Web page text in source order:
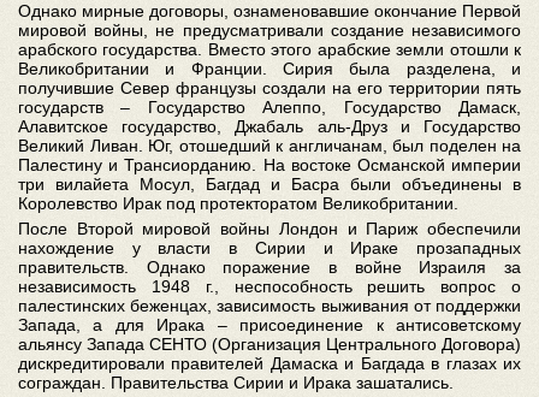
Однако мирные договоры, ознаменовавшие окончание Первой
мировой войны, не предусматривали создание независимого
арабского государства. Вместо этого арабские земли отошли к
Великобритании и Франции. Сирия была разделена, и
получившие Север французы создали на его территории пять
государств – Государство Алеппо, Государство Дамаск,
Алавитское государство, Джабаль аль-Друз и Государство
Великий Ливан. Юг, отошедший к англичанам, был поделен на
Палестину и Трансиорданию. На востоке Османской империи
три вилайета Мосул, Багдад и Басра были объединены в
Королевство Ирак под протекторатом Великобритании.
После Второй мировой войны Лондон и Париж обеспечили
нахождение у власти в Сирии и Ираке прозападных
правительств. Однако поражение в войне Израиля за
независимость 1948 г., неспособность решить вопрос о
палестинских беженцах, зависимость выживания от поддержки
Запада, а для Ирака – присоединение к антисоветскому
альянсу Запада СЕНТО (Организация Центрального Договора)
дискредитировали правителей Дамаска и Багдада в глазах их
сограждан. Правительства Сирии и Ирака зашатались.